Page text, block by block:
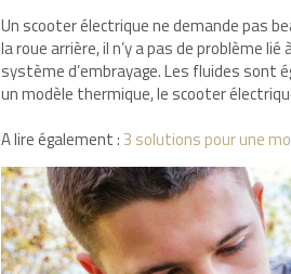
Un scooter électrique ne demande pas
la roue arrière, il n’y a pas de problème
système d’embrayage. Les fluides sont
un modèle thermique, le scooter
A lire également :3 solutions pour une